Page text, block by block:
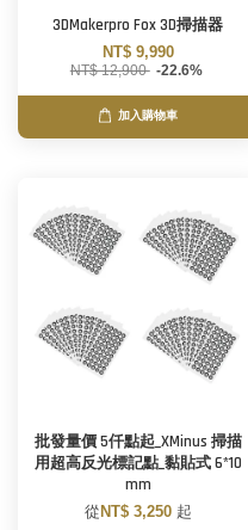
3DMakerpro Fox 3D掃描器
NT$ 9,990
NT$ 12,900 -22.6%
加入購物車
批發量價 5仟點起_XMinus 掃描
用超高反光標記點_黏貼式 6*10
mm
從NT$ 3,250 起